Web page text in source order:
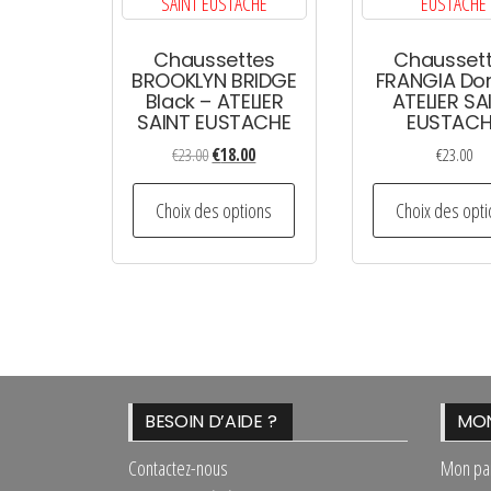
Chaussettes
BROOKLYN BRIDGE
Black – ATELIER
SAINT EUSTACHE
€23.00Le
prix
initial
était :
€23.00.
€18.00Le
prix
actuel
est :
€18.00.
Choix des options
Ce
options
être
FRANGIA
ATELIER
€23.00
Choix des
BESOIN D’AIDE ?
Contactez-nous
Mon